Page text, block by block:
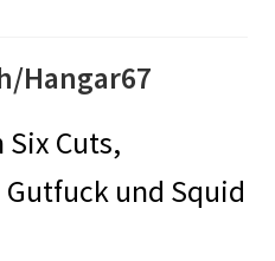
Hangar67
Cuts,
und Squid